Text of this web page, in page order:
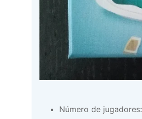
Número de jugadores: